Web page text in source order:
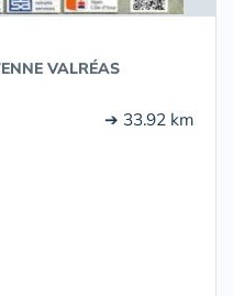
VALRÉAS
➔ 33.92 km